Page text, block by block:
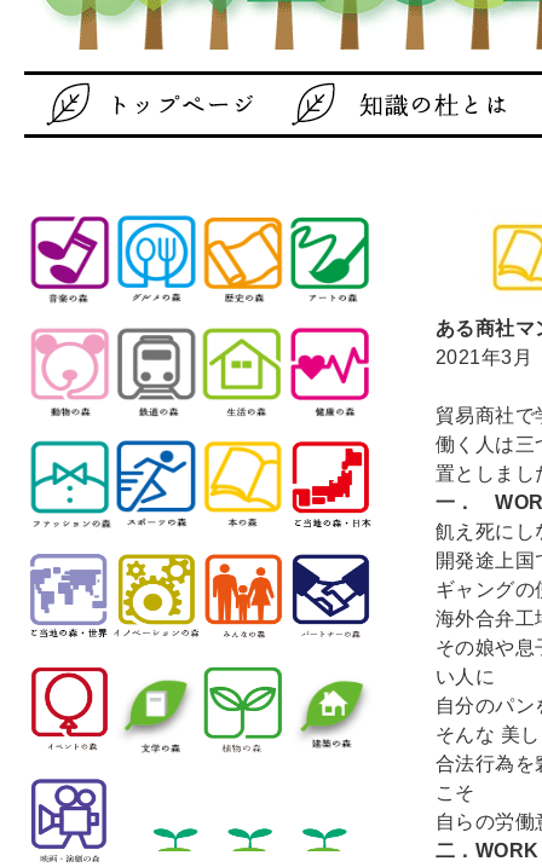
ある商社マ
2021年3月
貿易商社で
働く人は三
置としまし
一．
飢え死にし
開発途上国
ギャングの
海外合弁工
その娘や息
い人に
自分のパ
そんな 美
合法行為を
こそ
自らの労
二．